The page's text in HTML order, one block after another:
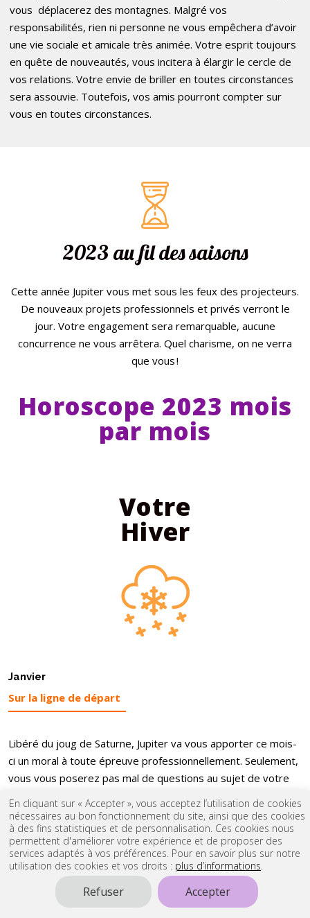
vous déplacerez des montagnes. Malgré vos
responsabilités, rien ni personne ne vous empêchera d’avoir
une vie sociale et amicale très animée. Votre esprit toujours
en quête de nouveautés, vous incitera à élargir le cercle de
vos relations. Votre envie de briller en toutes circonstances
sera assouvie. Toutefois, vos amis pourront compter sur
vous en toutes circonstances.
2023 au fil des saisons
Cette année Jupiter vous met sous les feux des projecteurs.
De nouveaux projets professionnels et privés verront le
jour. Votre engagement sera remarquable, aucune
concurrence ne vous arrêtera. Quel charisme, on ne verra
que vous !
Horoscope 2023 mois
par mois
Votre
Hiver
Janvier
Sur la ligne de départ
Libéré du joug de Saturne, Jupiter va vous apporter ce mois-
ci un moral à toute épreuve professionnellement. Seulement,
vous vous poserez pas mal de questions au sujet de votre
passionné que vous êtes. Vous ne vous sentirez ni soutenu ni
compris. Apprenez donc à communiquer.
La communication est essentielle.
En cliquant sur « Accepter », vous acceptez l’utilisation de cookies
nécessaires au bon fonctionnement du site, ainsi que des cookies
à des fins statistiques et de personnalisation. Ces cookies nous
permettent d'améliorer votre expérience et de proposer des
services adaptés à vos préférences. Pour en savoir plus sur notre
utilisation des cookies et vos droits : plus d’informations.
Refuser Accepter